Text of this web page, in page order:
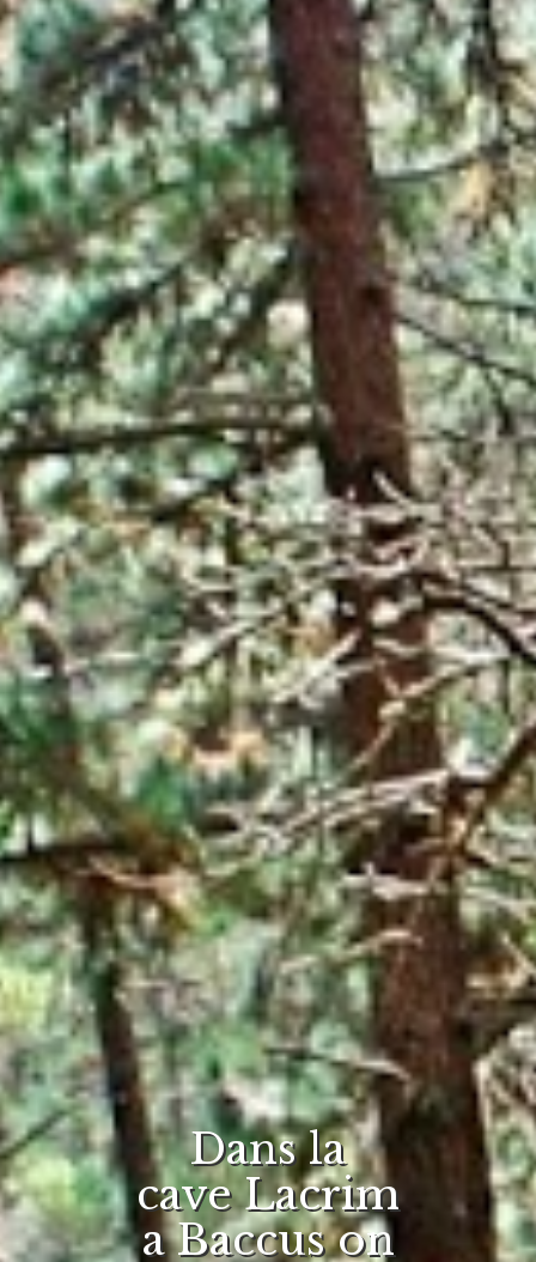
Dans la
cave Lacrim
a Baccus on